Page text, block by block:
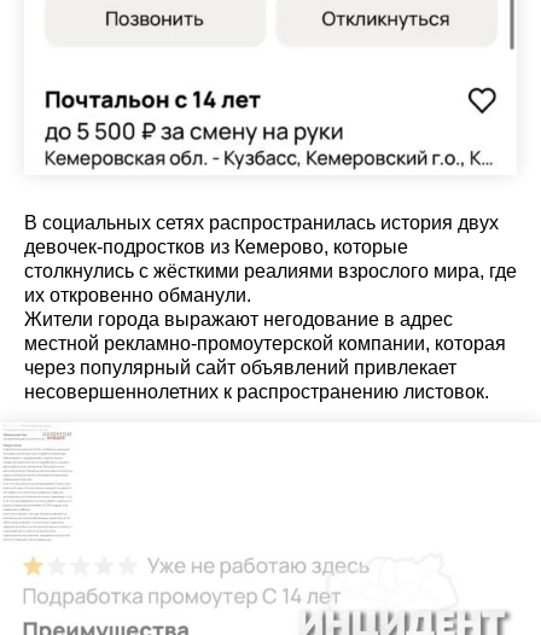
В социальных сетях распространилась история двух
девочек-подростков из Кемерово, которые
столкнулись с жёсткими реалиями взрослого мира, где
их откровенно обманули.
Жители города выражают негодование в адрес
местной рекламно-промоутерской компании, которая
через популярный сайт объявлений привлекает
несовершеннолетних к распространению листовок.